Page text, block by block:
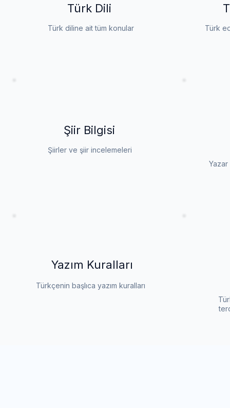
Türk Dili
Türk diline ait tüm konular Türk
Şiir Bilgisi
Şiirler ve şiir incelemeleri
Yazım Kuralları
Türkçenin başlıca yazım kuralları